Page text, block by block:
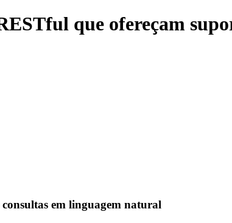
que ofereçam
em linguagem natural